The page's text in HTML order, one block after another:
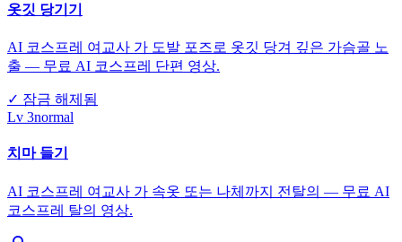
옷깃 당기기
AI 코스프레 여교사 가 도발 포즈로 옷깃 당겨 깊은 가슴골 노
출 — 무료 AI 코스프레 단편 영상.
✓ 잠금 해제됨
Lv 3normal
치마 들기
AI 코스프레 여교사 가 속옷 또는 나체까지 전탈의 — 무료 AI
코스프레 탈의 영상.